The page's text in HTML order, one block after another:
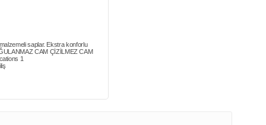
saplar. Ekstra konforlu
CAM ÇİZİLMEZ CAM
1